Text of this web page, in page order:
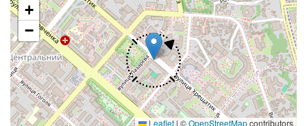
+
−
Leaflet | ©OpenStreetMapcontributors